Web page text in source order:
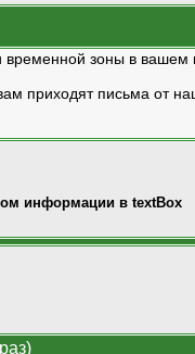
временной зоны в
приходят письма от
информации в textBox